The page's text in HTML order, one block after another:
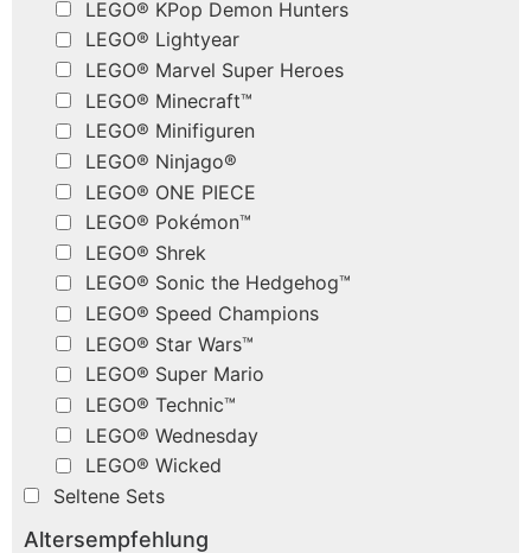
LEGO® KPop Demon Hunters
LEGO® Lightyear
LEGO® Marvel Super Heroes
LEGO® Minecraft™
LEGO® Minifiguren
LEGO® Ninjago®
LEGO® ONE PIECE
LEGO® Pokémon™
LEGO® Shrek
LEGO® Sonic the Hedgehog™
LEGO® Speed Champions
LEGO® Star Wars™
LEGO® Super Mario
LEGO® Technic™
LEGO® Wednesday
LEGO® Wicked
Seltene Sets
Altersempfehlung